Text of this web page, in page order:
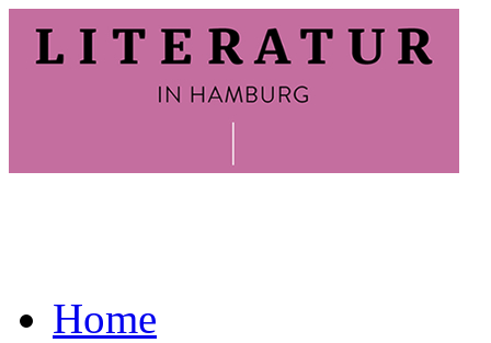
Home